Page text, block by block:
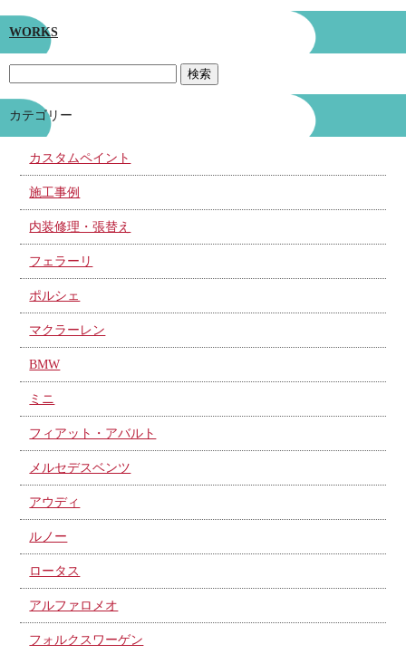
WORKS
カテゴリー
カスタムペイント
施工事例
内装修理・張替え
フェラーリ
ポルシェ
マクラーレン
BMW
ミニ
フィアット・アバルト
メルセデスベンツ
アウディ
ルノー
ロータス
アルファロメオ
フォルクスワーゲン